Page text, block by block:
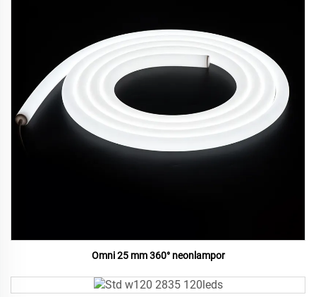
Omni 25 mm 360° neonlampor